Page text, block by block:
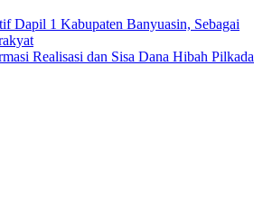
Dapil 1 Kabupaten Banyuasin, Sebagai
Realisasi dan Sisa Dana Hibah Pilkada